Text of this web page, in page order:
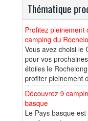
Thématique
Profitez pleinement
camping du
Vous avez choisi le
pour vos
étoiles le
profiter pleinement
Découvrez 9
basque
Le Pays basque